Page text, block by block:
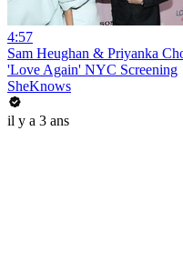
4:57
Sam Heughan & Priyanka
'Love Again' NYC Screening
SheKnows
il y a 3 ans